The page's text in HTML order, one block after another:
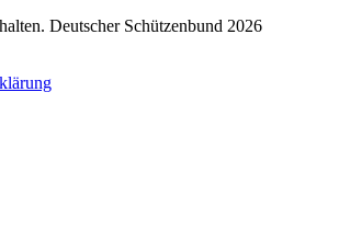
Deutscher Schützenbund 2026